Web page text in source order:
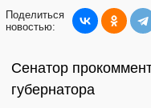
Поделиться
новостью:
Сенатор
губернатора